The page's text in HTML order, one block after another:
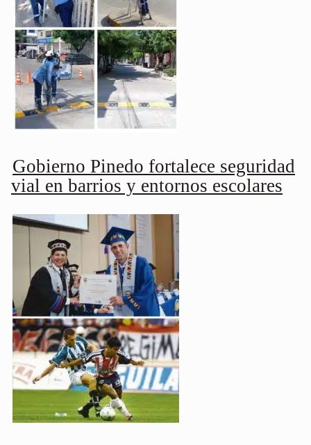
Gobierno Pinedo fortalece seguridad
vial en barrios y entornos escolares